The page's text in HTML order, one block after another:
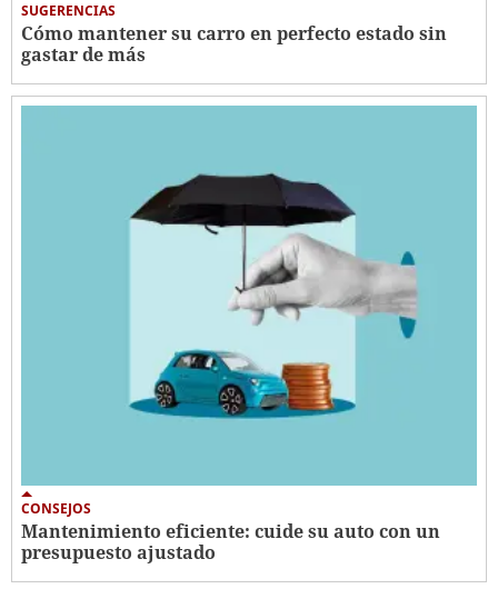
SUGERENCIAS
Cómo mantener su carro en perfecto estado sin
gastar de más
CONSEJOS
Mantenimiento eficiente: cuide su auto con un
presupuesto ajustado